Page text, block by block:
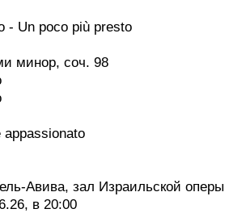
- Un poco più presto
минор, соч. 98
appassionato
Авива, зал Израильской оперы
в 20:00